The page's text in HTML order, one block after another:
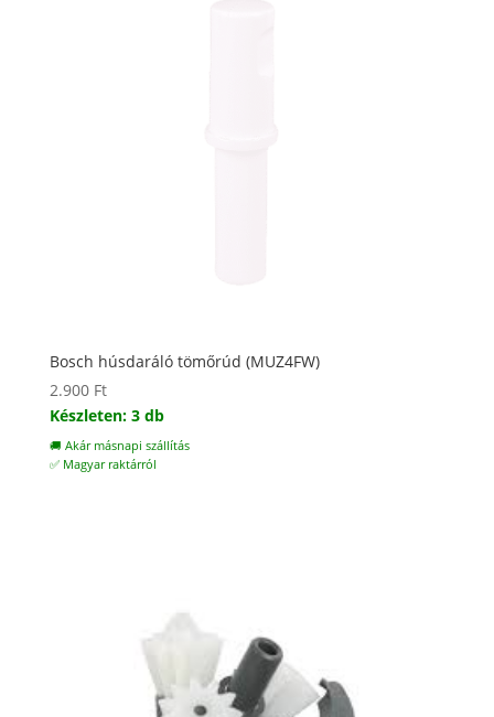
Bosch húsdaráló tömőrúd (MUZ4FW)
2.900 Ft
Készleten: 3 db
🚚 Akár másnapi szállítás
✅ Magyar raktárról